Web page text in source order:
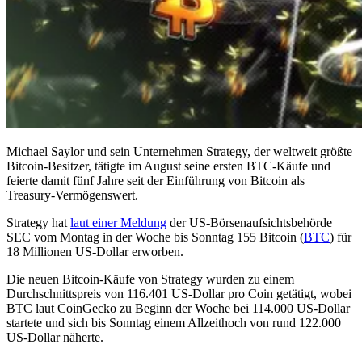
Michael Saylor und sein Unternehmen Strategy, der weltweit größte
Bitcoin-Besitzer, tätigte im August seine ersten BTC-Käufe und
feierte damit fünf Jahre seit der Einführung von Bitcoin als
Treasury-Vermögenswert.
Strategy hat laut einer Meldung der US-Börsenaufsichtsbehörde
SEC vom Montag in der Woche bis Sonntag 155 Bitcoin (BTC) für
18 Millionen US-Dollar erworben.
Die neuen Bitcoin-Käufe von Strategy wurden zu einem
Durchschnittspreis von 116.401 US-Dollar pro Coin getätigt, wobei
BTC laut CoinGecko zu Beginn der Woche bei 114.000 US-Dollar
startete und sich bis Sonntag einem Allzeithoch von rund 122.000
US-Dollar näherte.